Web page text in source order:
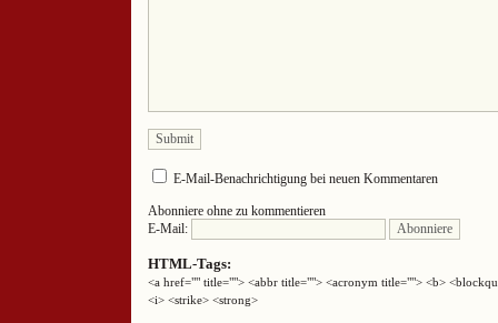
E-Mail-Benachrichtigung bei neuen Kommentaren
Abonniere ohne zu kommentieren
E-Mail:
HTML-Tags:
<a href="" title=""> <abbr title=""> <acronym title=""> <b>
<i> <strike> <strong>